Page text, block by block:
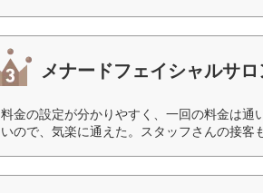
メナードフェイシャルサロ
料金の設定が分かりやすく、一回の料金は通
いので、気楽に通えた。スタッフさんの接客